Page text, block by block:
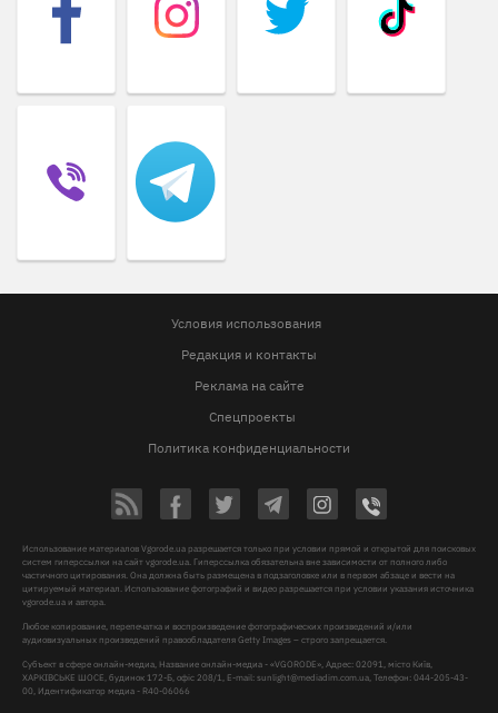
Условия использования
Редакция и контакты
Реклама на сайте
Спецпроекты
Политика конфиденциальности
Использование материалов Vgorode.ua разрешается только при условии прямой и открытой для поисковых
систем гиперссылки на сайт vgorode.ua. Гиперссылка обязательна вне зависимости от полного либо
частичного цитирования. Она должна быть размещена в подзаголовке или в первом абзаце и вести на
цитируемый материал. Использование фотографий и видео разрешается при условии указания источника
vgorode.ua и автора.
Любое копирование, перепечатка и воспроизведение фотографических произведений и/или
аудиовизуальных произведений правообладателя Getty Images – строго запрещается.
Субъект в сфере онлайн-медиа, Название онлайн-медиа - «VGORODE», Адрес: 02091, місто Київ,
ХАРКІВСЬКЕ ШОСЕ, будинок 172-Б, офіс 208/1, E-mail:sunlight@mediadim.com.ua , Телефон: 044-205-43-
00, Идентификатор медиа - R40-06066